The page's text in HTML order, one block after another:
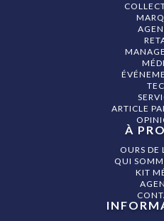
ARTICLE
À
OURS DE
QUI
KIT